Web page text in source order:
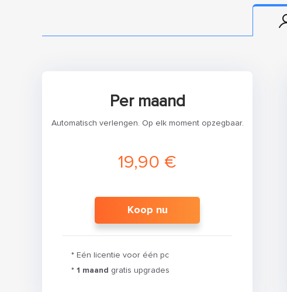
Per maand
Automatisch verlengen. Op elk moment opzegbaar.
19,90 €
Koop nu
* Eén licentie voor één pc
* 1 maand gratis upgrades